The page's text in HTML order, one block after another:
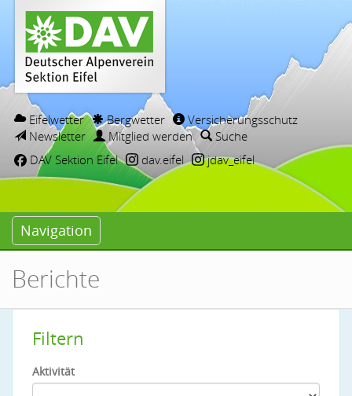
Eifelwetter Bergwetter
Versicherungsschutz
Newsletter
Mitglied werden
Suche
DAV Sektion Eifel
dav.eifel jdav_eifel
Navigation
Berichte
Filtern
Aktivität